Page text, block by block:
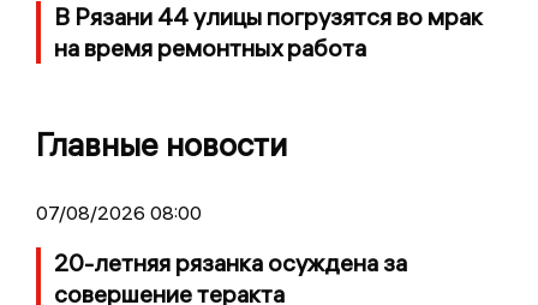
В Рязани 44 улицы погрузятся во мрак
на время ремонтных работа
Главные новости
07/08/2026 08:00
20-летняя рязанка осуждена за
совершение теракта